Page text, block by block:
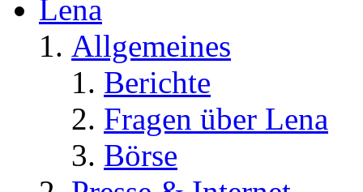
Lena
Allgemeines
Berichte
Fragen über Lena
Börse